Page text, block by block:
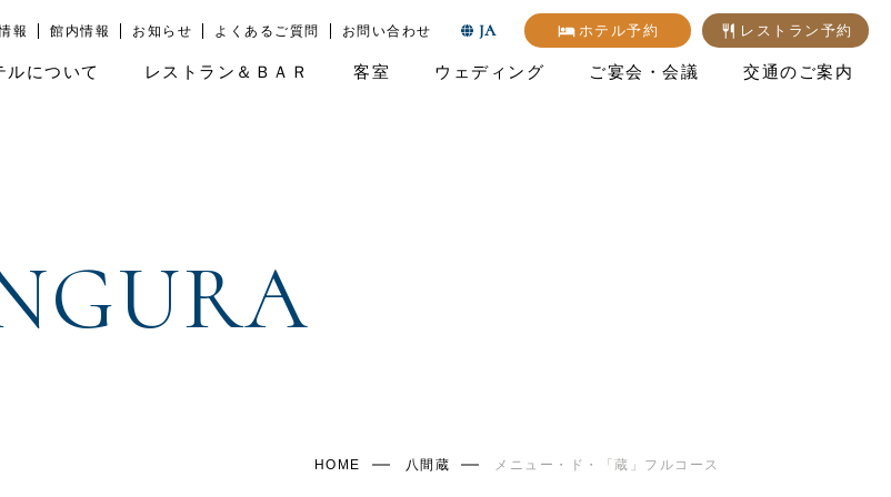
報 館内情報 お知らせ よくあるご質問 お問い合わせ JA ホテル予約 レストラン予約
ルについて レストラン＆ＢＡＲ 客室 ウェディング ご宴会・会議 交通のご案内
GURA
HOME 八間蔵 メニュー・ド・「蔵」フルコース